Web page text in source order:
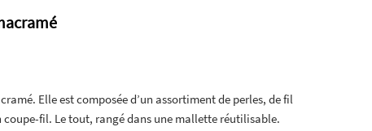
Elle est composée d’un assortiment de perles, de fil
coupe-fil. Le tout, rangé dans une mallette réutilisable.